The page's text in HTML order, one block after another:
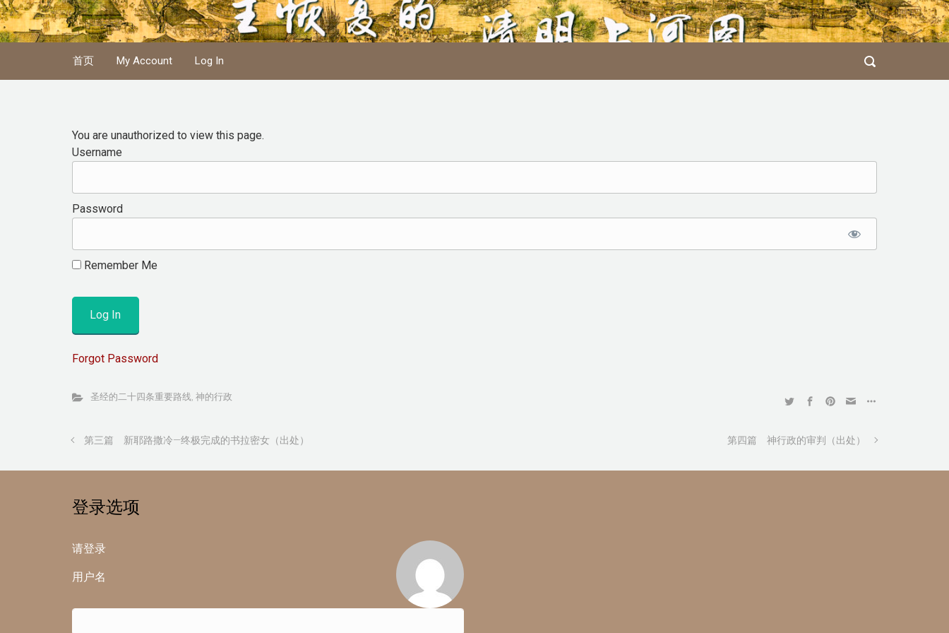
Skip to main content
首页 My Account Log In
You are unauthorized to view this page.
Username
Password
Remember Me
Forgot Password
圣经的二十四条重要路线, 神的行政
第三篇 新耶路撒冷—终极完成的书拉密女（出处） 第四篇 神行政的审判（出处）
登录选项
请登录
用户名